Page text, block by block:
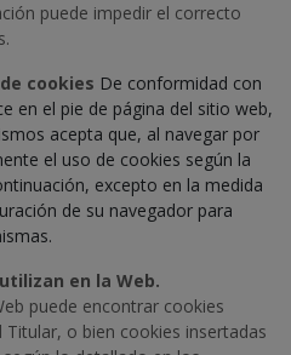
puede impedir el correcto
cookies De conformidad con
en el pie de página del sitio web,
acepta que, al navegar por
el uso de cookies según la
excepto en la medida
de su navegador para
en la Web.
puede encontrar cookies
o bien cookies insertadas